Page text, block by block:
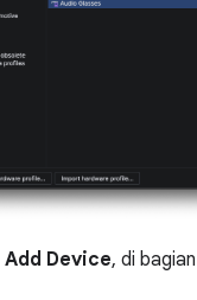
Add Device, di bagian